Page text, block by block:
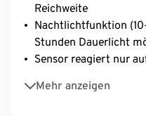
Reichweite
Nachtlichtfunktion
Stunden Dauerlicht
Sensor reagiert nur
Mehr anzeigen
Per App und
zu vernetzen –